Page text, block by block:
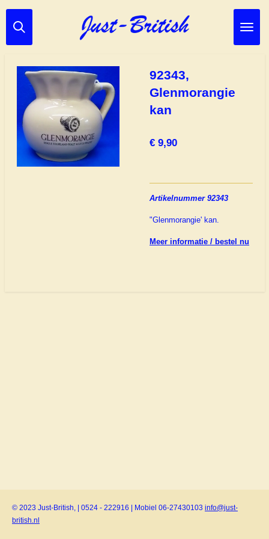
Ga
direct
hoofdinhoud
92343,
Glenmorangie
kan
€ 9,90
Artikelnummer 92343
"Glenmorangie' kan.
Meer informatie / bestel nu
© 2023 Just-British, | 0524 - 222916 | Mobiel 06-27430103 info@just-
british.nl